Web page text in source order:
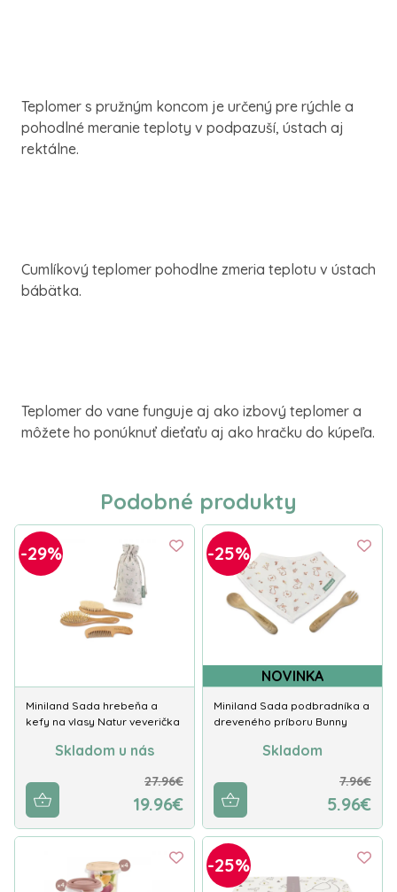
Teplomer s pružným koncom je určený pre rýchle a
pohodlné meranie teploty v podpazuší, ústach aj
rektálne.
Cumlíkový teplomer pohodlne zmeria teplotu v ústach
bábätka.
Teplomer do vane funguje aj ako izbový teplomer a
môžete ho ponúknuť dieťaťu aj ako hračku do kúpeľa.
Podobné produkty
-29%
Miniland Sada hrebeňa a
kefy na vlasy Natur veverička
Skladom u nás
27.96€
19.96€
-25%
NOVINKA
Miniland Sada podbradníka a
dreveného príboru Bunny
Skladom
7.96€
5.96€
-25%